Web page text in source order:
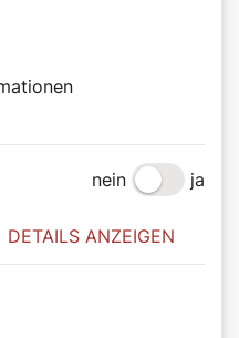
nein ja
DETAILS ANZEIGEN